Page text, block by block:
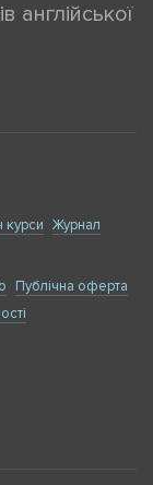
англійської
курси Журнал
Публічна оферта